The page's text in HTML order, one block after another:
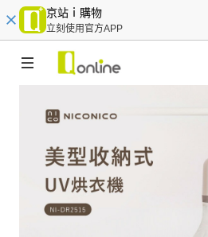
京站ｉ購物
立刻使用官方APP